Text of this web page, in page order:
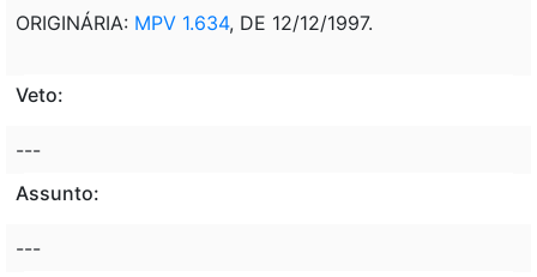
ORIGINÁRIA: MPV 1.634, DE 12/12/1997.
Veto:
---
Assunto:
---